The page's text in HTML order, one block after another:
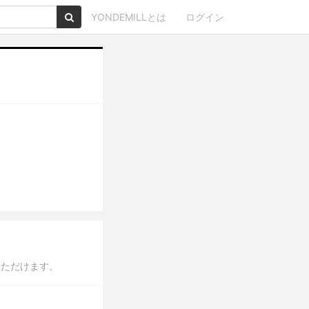
YONDEMILLとは ログイン
だけます。